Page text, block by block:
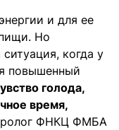
и для ее
Но
когда у
повышенный
голода,
время,
ФНКЦ ФМБА